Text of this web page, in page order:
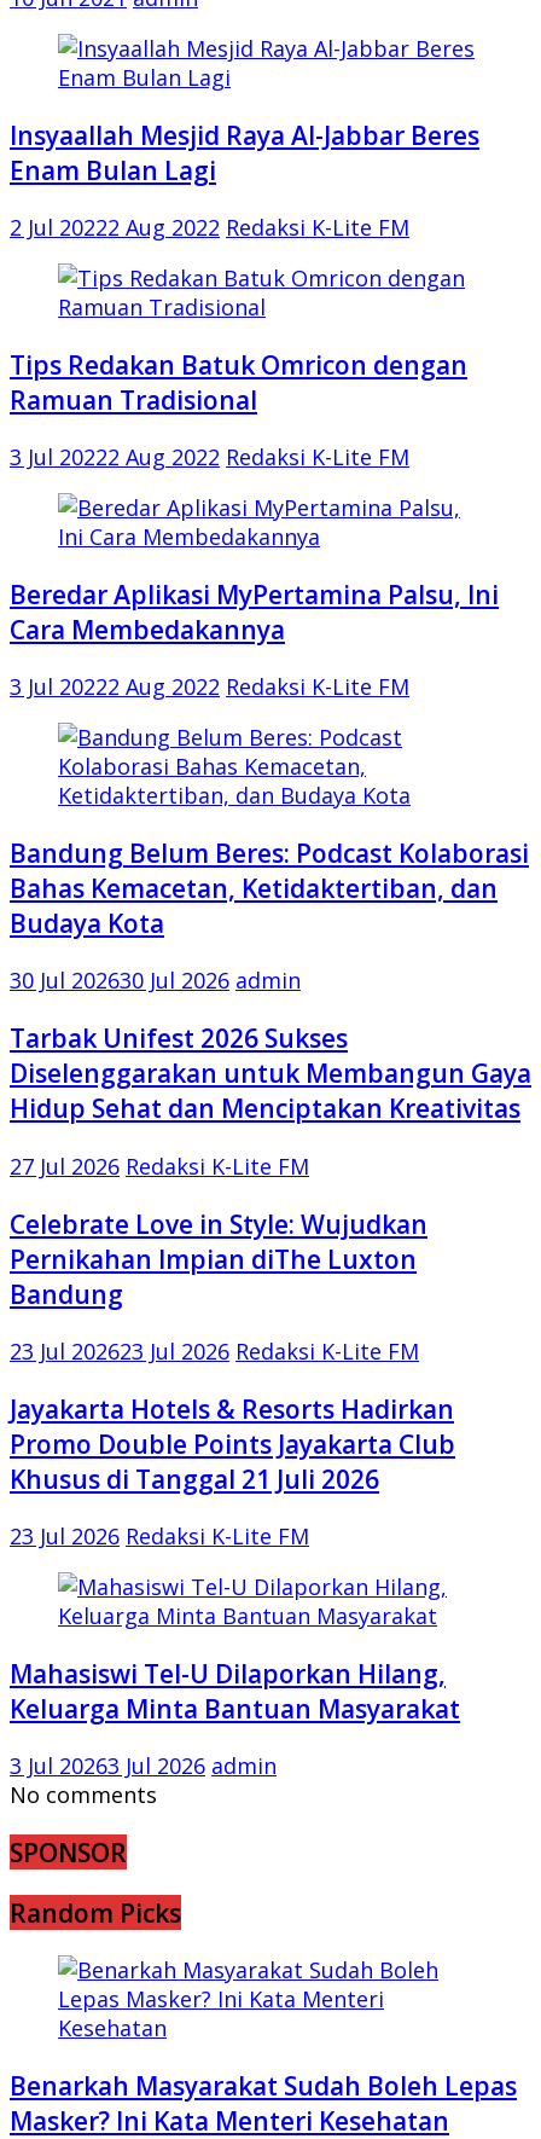
Insyaallah Mesjid Raya Al-Jabbar Beres
Enam Bulan Lagi
2 Jul 20222 Aug 2022 Redaksi K-Lite FM
Tips Redakan Batuk Omricon dengan
Ramuan Tradisional
3 Jul 20222 Aug 2022 Redaksi K-Lite FM
Beredar Aplikasi MyPertamina Palsu, Ini
Cara Membedakannya
3 Jul 20222 Aug 2022 Redaksi K-Lite FM
Bandung Belum Beres: Podcast Kolaborasi
Bahas Kemacetan, Ketidaktertiban, dan
Budaya Kota
30 Jul 202630 Jul 2026 admin
Tarbak Unifest 2026 Sukses
Diselenggarakan untuk Membangun Gaya
Hidup Sehat dan Menciptakan Kreativitas
27 Jul 2026 Redaksi K-Lite FM
Celebrate Love in Style: Wujudkan
Pernikahan Impian diThe Luxton
Bandung
23 Jul 202623 Jul 2026 Redaksi K-Lite FM
Jayakarta Hotels & Resorts Hadirkan
Promo Double Points Jayakarta Club
Khusus di Tanggal 21 Juli 2026
23 Jul 2026 Redaksi K-Lite FM
Mahasiswi Tel-U Dilaporkan Hilang,
Keluarga Minta Bantuan Masyarakat
3 Jul 20263 Jul 2026 admin
No comments
SPONSOR
Random Picks
Benarkah Masyarakat Sudah Boleh Lepas
Masker? Ini Kata Menteri Kesehatan